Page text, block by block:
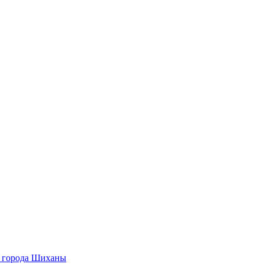
города Шиханы